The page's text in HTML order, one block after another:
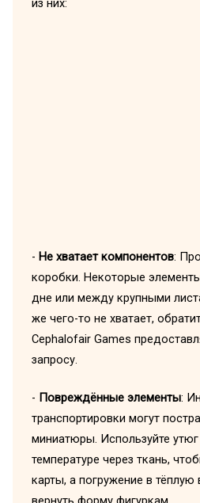
из них:
- Не хватает компонентов:
коробки. Некоторые
дне или между крупными
же чего-то не хватает,
Cephalofair Games
запросу.
- Повреждённые элементы:
транспортировки могут
миниатюры. Используйте утюг
температуре через ткань,
карты, а погружение в тёплую